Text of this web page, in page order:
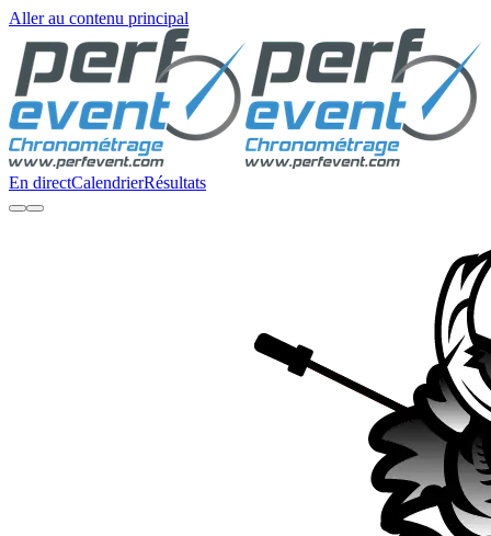
Aller au contenu principal
En directCalendrierRésultats